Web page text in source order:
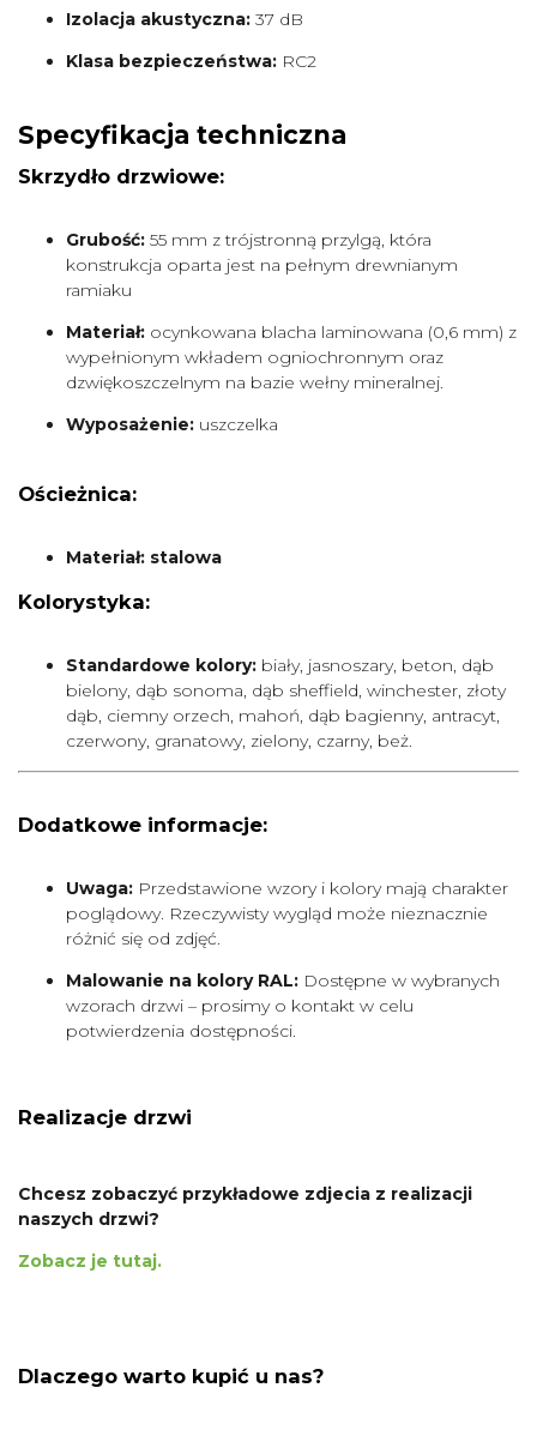
Izolacja akustyczna: 37 dB
Klasa bezpieczeństwa: RC2
Specyfikacja techniczna
Skrzydło drzwiowe:
Grubość: 55 mm z trójstronną przylgą, która
konstrukcja oparta jest na pełnym drewnianym
ramiaku
Materiał: ocynkowana blacha laminowana (0,6 mm) z
wypełnionym wkładem ogniochronnym oraz
dzwiękoszczelnym na bazie wełny mineralnej.
Wyposażenie: uszczelka
Ościeżnica:
Materiał: stalowa
Kolorystyka:
Standardowe kolory: biały, jasnoszary, beton, dąb
bielony, dąb sonoma, dąb sheffield, winchester, złoty
dąb, ciemny orzech, mahoń, dąb bagienny, antracyt,
czerwony, granatowy, zielony, czarny, beż.
Dodatkowe informacje:
Uwaga: Przedstawione wzory i kolory mają charakter
poglądowy. Rzeczywisty wygląd może nieznacznie
różnić się od zdjęć.
Malowanie na kolory RAL: Dostępne w wybranych
wzorach drzwi – prosimy o kontakt w celu
potwierdzenia dostępności.
Realizacje drzwi
Chcesz zobaczyć przykładowe zdjecia z realizacji
naszych drzwi?
Zobacz je tutaj.
Dlaczego warto kupić u nas?